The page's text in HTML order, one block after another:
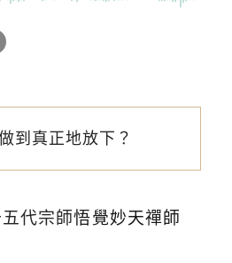
到真正地放下？
代宗師悟覺妙天禪師